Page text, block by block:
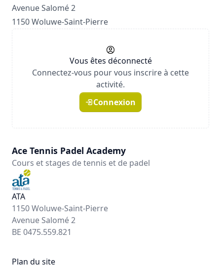
Avenue Salomé 2
1150 Woluwe-Saint-Pierre
Vous êtes déconnecté
Connectez-vous pour vous inscrire à cette
activité.
Connexion
Ace Tennis Padel Academy
Cours et stages de tennis et de padel
ATA
1150 Woluwe-Saint-Pierre
Avenue Salomé 2
BE 0475.559.821
Plan du site